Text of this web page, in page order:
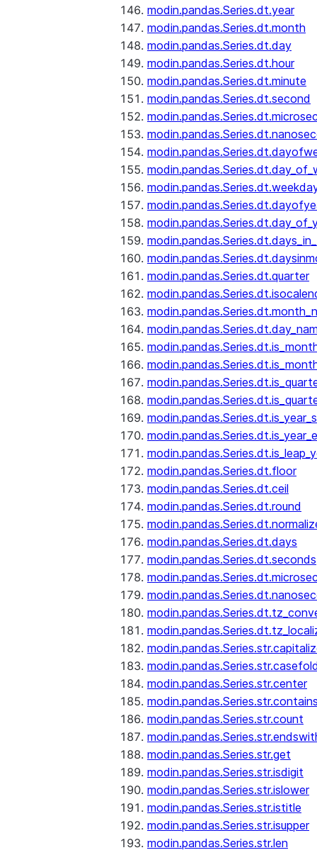
modin.pandas.Series.dt.year
modin.pandas.Series.dt.month
modin.pandas.Series.dt.day
modin.pandas.Series.dt.hour
modin.pandas.Series.dt.minute
modin.pandas.Series.dt.second
modin.pandas.Series.dt.quarter
modin.pandas.Series.dt.floor
modin.pandas.Series.dt.ceil
modin.pandas.Series.dt.round
modin.pandas.Series.dt.days
modin.pandas.Series.dt.seconds
modin.pandas.Series.str.center
modin.pandas.Series.str.count
modin.pandas.Series.str.get
modin.pandas.Series.str.isdigit
modin.pandas.Series.str.islower
modin.pandas.Series.str.istitle
modin.pandas.Series.str.isupper
modin.pandas.Series.str.len